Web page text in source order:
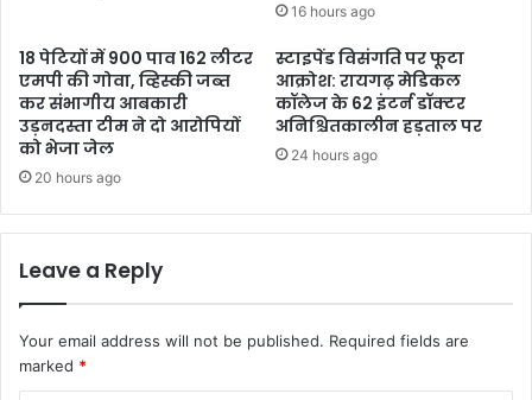
16 hours ago
18 पेटियों में 900 पाव 162 लीटर
एमपी की गोवा, व्हिस्की जब्त
कर संभागीय आबकारी
उड़नदस्ता टीम ने दो आरोपियों
को भेजा जेल
20 hours ago
स्टाइपेंड विसंगति पर फूटा
आक्रोश: रायगढ़ मेडिकल
कॉलेज के 62 इंटर्न डॉक्टर
अनिश्चितकालीन हड़ताल पर
24 hours ago
Leave a Reply
Your email address will not be published. Required fields are
marked *